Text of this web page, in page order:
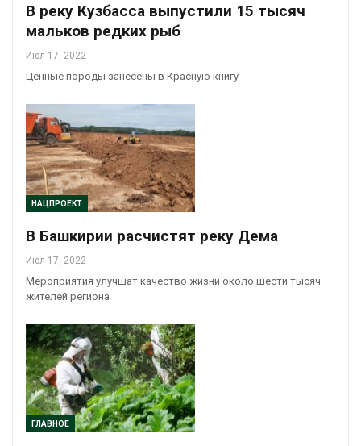
В реку Кузбасса выпустили 15 тысяч
мальков редких рыб
Июл 17, 2022
Ценные породы занесены в Красную книгу
НАЦПРОЕКТ
В Башкирии расчистят реку Дема
Июл 17, 2022
Мероприятия улучшат качество жизни около шести тысяч
жителей региона
ГЛАВНОЕ